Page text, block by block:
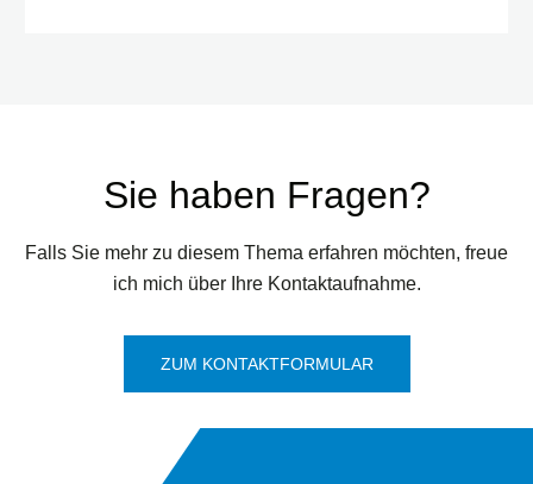
Sie haben Fragen?
Falls Sie mehr zu diesem Thema erfahren möchten, freue
ich mich über Ihre Kontaktaufnahme.
ZUM KONTAKTFORMULAR